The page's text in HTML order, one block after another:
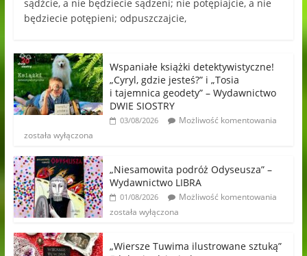
sądźcie, a nie będziecie sądzeni; nie potępiajcie, a nie
będziecie potępieni; odpuszczajcie,
Wspaniałe książki detektywistyczne!
„Cyryl, gdzie jesteś?” i „Tosia
i tajemnica geodety” – Wydawnictwo
DWIE SIOSTRY
03/08/2026
Możliwość komentowania
została wyłączona
„Niesamowita podróż Odyseusza” –
Wydawnictwo LIBRA
01/08/2026
Możliwość komentowania
została wyłączona
„Wiersze Tuwima ilustrowane sztuką”